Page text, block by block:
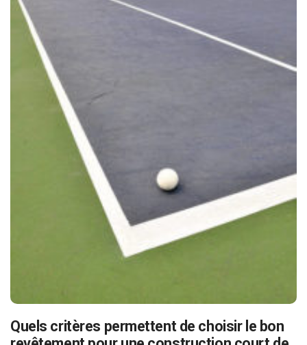
Quels critères permettent de choisir le bon